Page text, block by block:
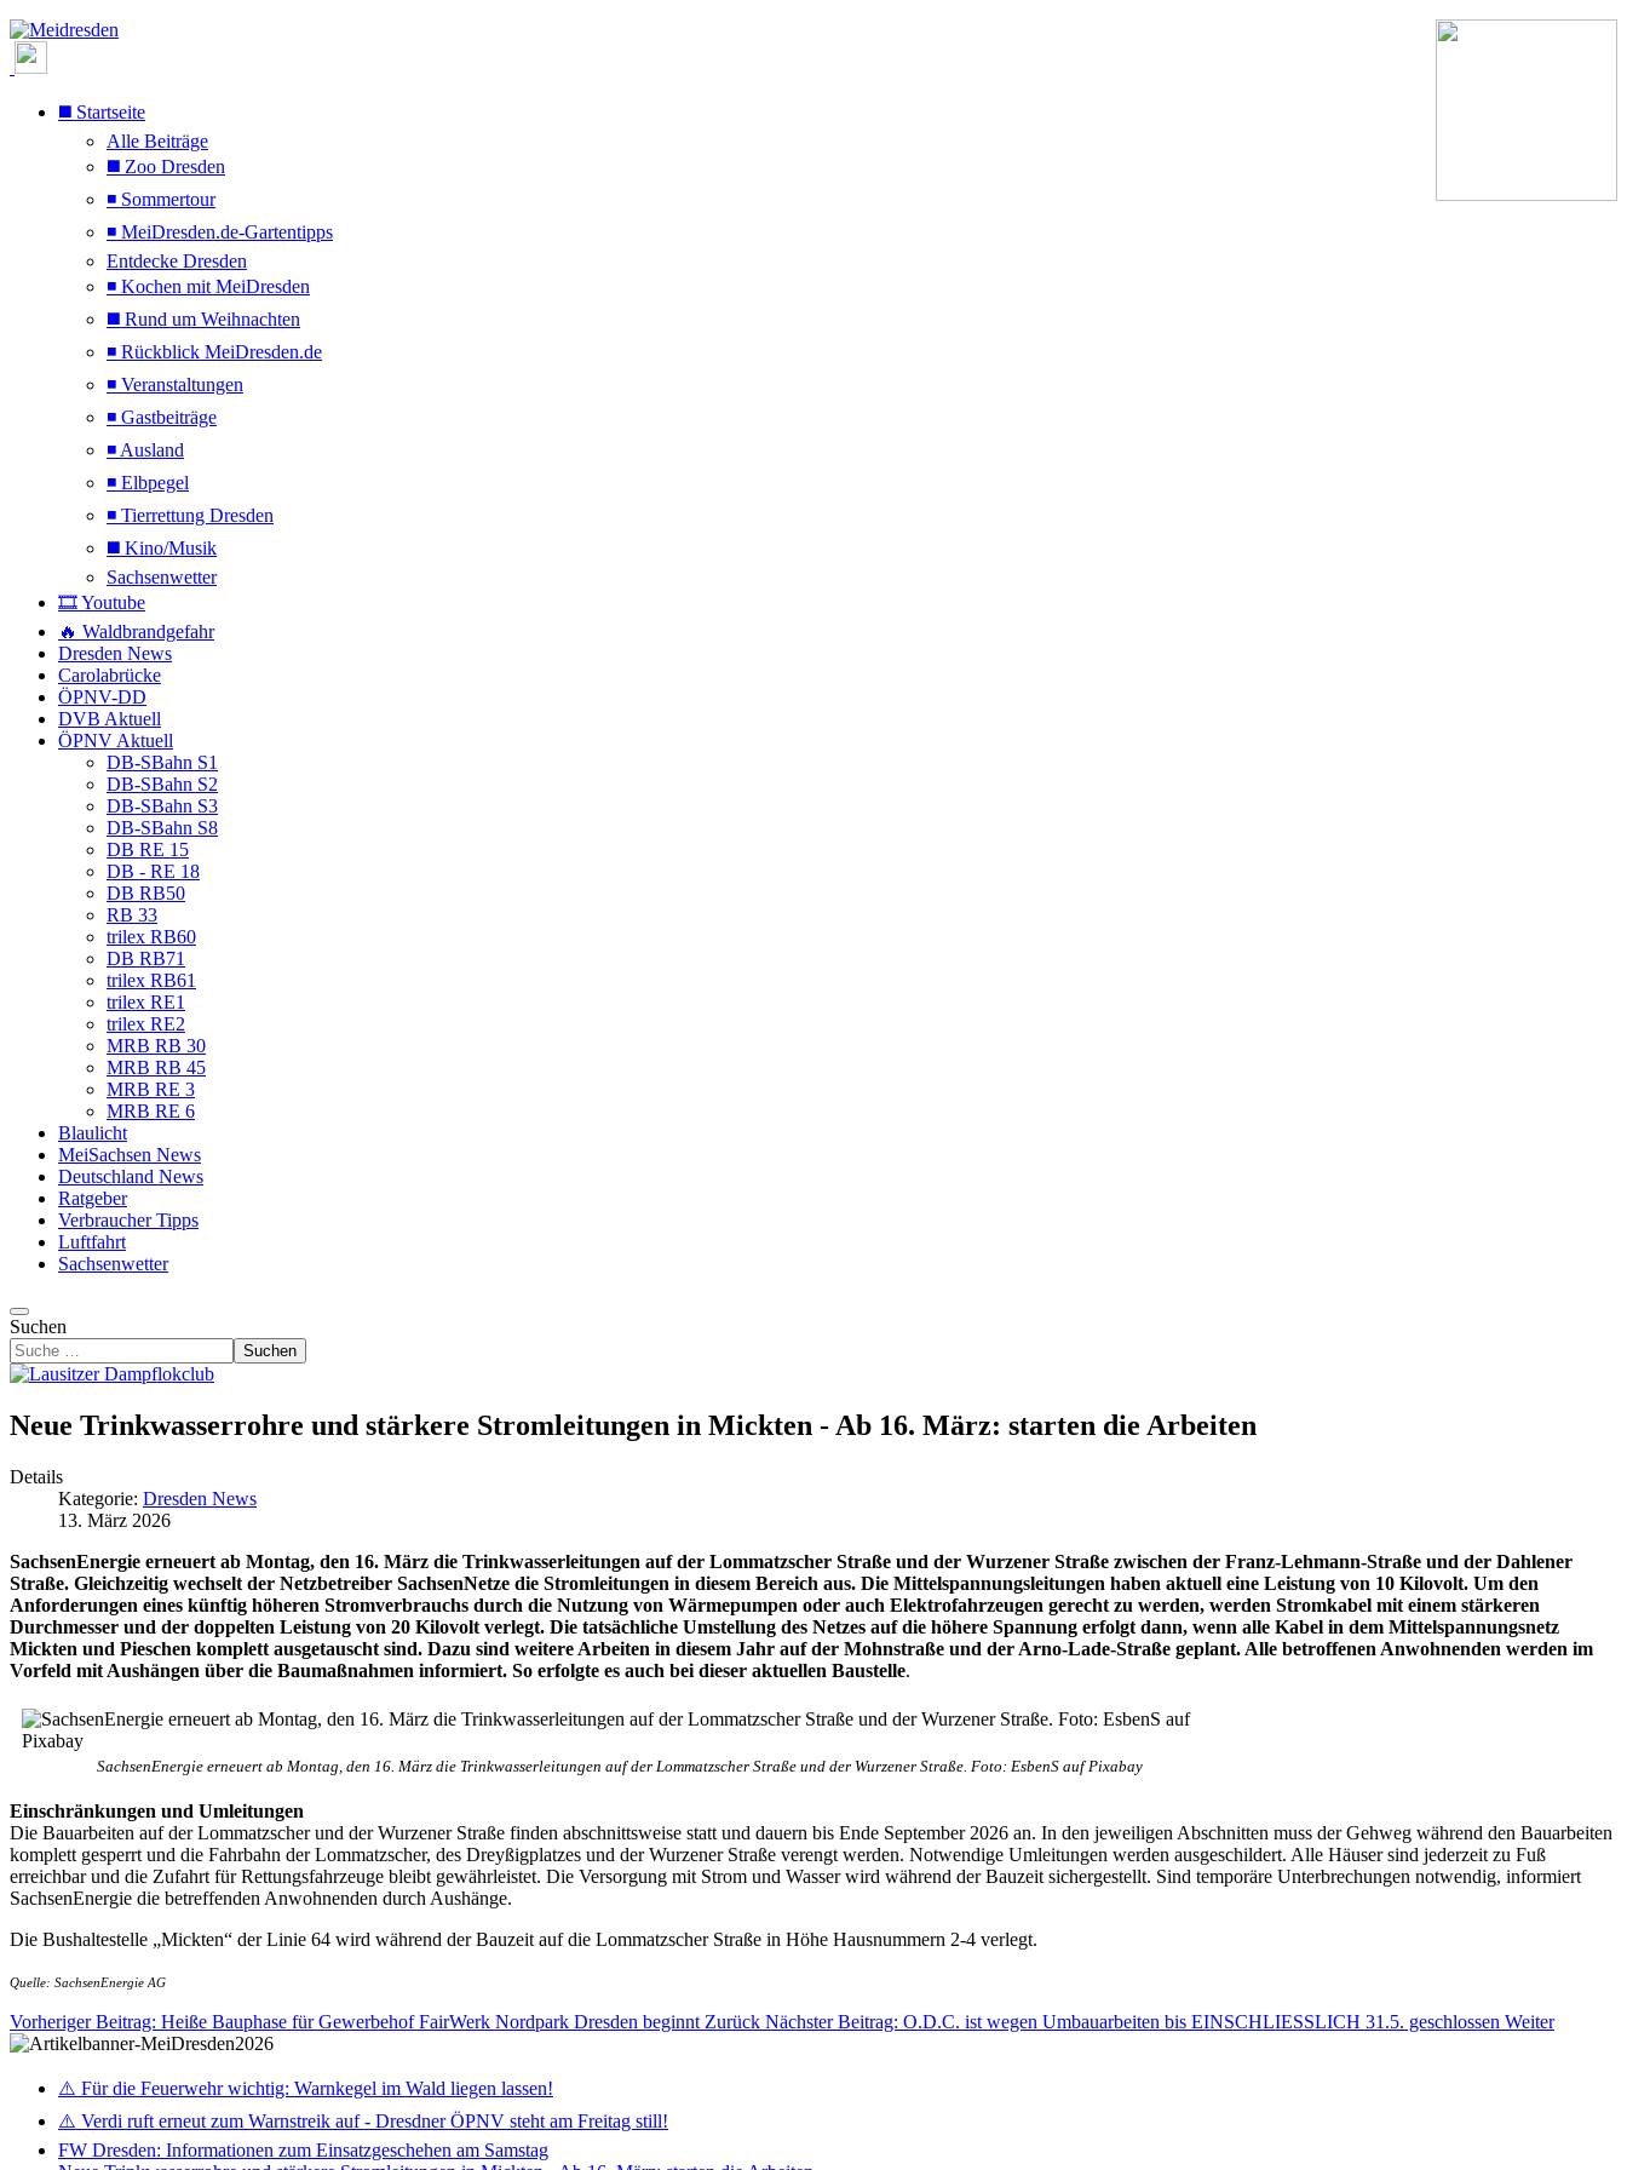
◼️ Startseite
Alle Beiträge
◼️ Zoo Dresden
◾ Sommertour
◾ MeiDresden.de-Gartentipps
Entdecke Dresden
◾ Kochen mit MeiDresden
◼️ Rund um Weihnachten
◾ Rückblick MeiDresden.de
◾ Veranstaltungen
◾ Gastbeiträge
◾ Ausland
◾ Elbpegel
◾ Tierrettung Dresden
◼️ Kino/Musik
Sachsenwetter
🎞️ Youtube
🔥 Waldbrandgefahr
Dresden News
Carolabrücke
ÖPNV-DD
DVB Aktuell
ÖPNV Aktuell
DB-SBahn S1
DB-SBahn S2
DB-SBahn S3
DB-SBahn S8
DB RE 15
DB - RE 18
DB RB50
RB 33
trilex RB60
DB RB71
trilex RB61
trilex RE1
trilex RE2
MRB RB 30
MRB RB 45
MRB RE 3
MRB RE 6
Blaulicht
MeiSachsen News
Deutschland News
Ratgeber
Verbraucher Tipps
Luftfahrt
Sachsenwetter
Suchen
Suchen
Neue Trinkwasserrohre und stärkere Stromleitungen in Mickten - Ab 16. März: starten die Arbeiten
Details
Kategorie: Dresden News
13. März 2026
SachsenEnergie erneuert ab Montag, den 16. März die Trinkwasserleitungen auf der Lommatzscher Straße und der Wurzener Straße zwischen der Franz-Lehmann-Straße und der Dahlener
Straße. Gleichzeitig wechselt der Netzbetreiber SachsenNetze die Stromleitungen in diesem Bereich aus. Die Mittelspannungsleitungen haben aktuell eine Leistung von 10 Kilovolt. Um den
Anforderungen eines künftig höheren Stromverbrauchs durch die Nutzung von Wärmepumpen oder auch Elektrofahrzeugen gerecht zu werden, werden Stromkabel mit einem stärkeren
Durchmesser und der doppelten Leistung von 20 Kilovolt verlegt. Die tatsächliche Umstellung des Netzes auf die höhere Spannung erfolgt dann, wenn alle Kabel in dem Mittelspannungsnetz
Mickten und Pieschen komplett ausgetauscht sind. Dazu sind weitere Arbeiten in diesem Jahr auf der Mohnstraße und der Arno-Lade-Straße geplant. Alle betroffenen Anwohnenden werden im
Vorfeld mit Aushängen über die Baumaßnahmen informiert. So erfolgte es auch bei dieser aktuellen Baustelle.
SachsenEnergie erneuert ab Montag, den 16. März die Trinkwasserleitungen auf der Lommatzscher Straße und der Wurzener Straße. Foto: EsbenS auf Pixabay
Einschränkungen und Umleitungen
Die Bauarbeiten auf der Lommatzscher und der Wurzener Straße finden abschnittsweise statt und dauern bis Ende September 2026 an. In den jeweiligen Abschnitten muss der Gehweg während den Bauarbeiten
komplett gesperrt und die Fahrbahn der Lommatzscher, des Dreyßigplatzes und der Wurzener Straße verengt werden. Notwendige Umleitungen werden ausgeschildert. Alle Häuser sind jederzeit zu Fuß
erreichbar und die Zufahrt für Rettungsfahrzeuge bleibt gewährleistet. Die Versorgung mit Strom und Wasser wird während der Bauzeit sichergestellt. Sind temporäre Unterbrechungen notwendig, informiert
SachsenEnergie die betreffenden Anwohnenden durch Aushänge.
Die Bushaltestelle „Mickten“ der Linie 64 wird während der Bauzeit auf die Lommatzscher Straße in Höhe Hausnummern 2-4 verlegt.
Quelle: SachsenEnergie AG
Vorheriger Beitrag: Heiße Bauphase für Gewerbehof FairWerk Nordpark Dresden beginnt Zurück Nächster Beitrag: O.D.C. ist wegen Umbauarbeiten bis EINSCHLIESSLICH 31.5. geschlossen Weiter
⚠️ Für die Feuerwehr wichtig: Warnkegel im Wald liegen lassen!
⚠️ Verdi ruft erneut zum Warnstreik auf - Dresdner ÖPNV steht am Freitag still!
FW Dresden: Informationen zum Einsatzgeschehen am Samstag